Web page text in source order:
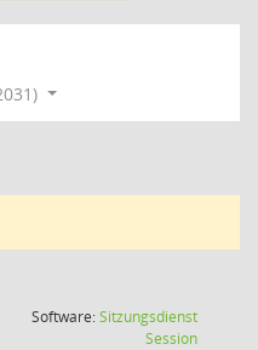
Software:Sitzungsdienst
Session(Wird in